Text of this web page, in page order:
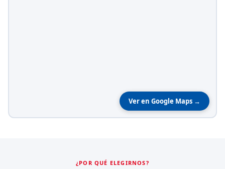
Ver en Google Maps →
¿POR QUÉ ELEGIRNOS?